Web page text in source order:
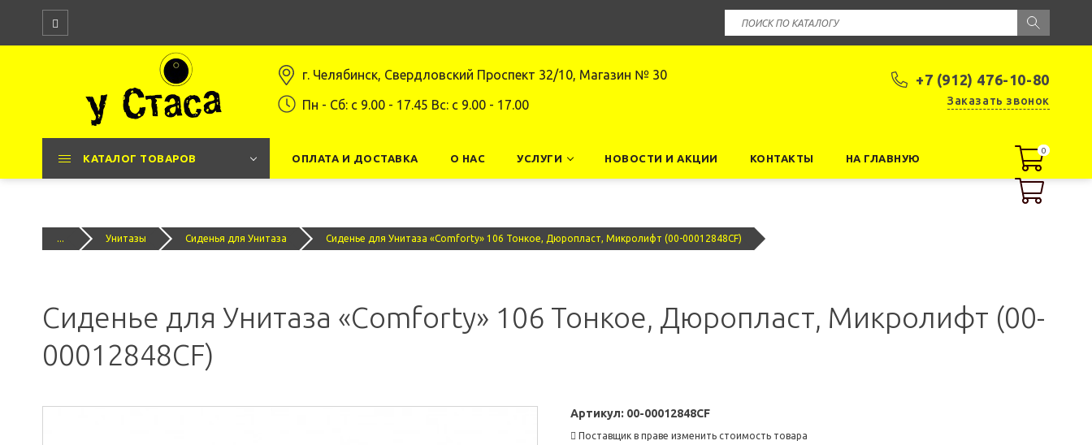
+7 (912) 476-10-80
Заказать звонок
г. Челябинск, Свердловский Проспект 32/10, Магазин № 30
Пн - Сб: c 9.00 - 17.45 Вс: c 9.00 - 17.00
КАТАЛОГ ТОВАРОВ ОПЛАТА И ДОСТАВКА О НАС УСЛУГИ НОВОСТИ И АКЦИИ КОНТАКТЫ НА ГЛАВНУЮ
0
0
... Унитазы Сиденья для Унитаза Сиденье для Унитаза «Comforty» 106 Тонкое, Дюропласт, Микролифт (00-00012848CF)
Сиденье для Унитаза «Comforty» 106 Тонкое, Дюропласт, Микролифт (00-
00012848CF)
Артикул: 00-00012848CF
Поставщик в праве изменить стоимость товара